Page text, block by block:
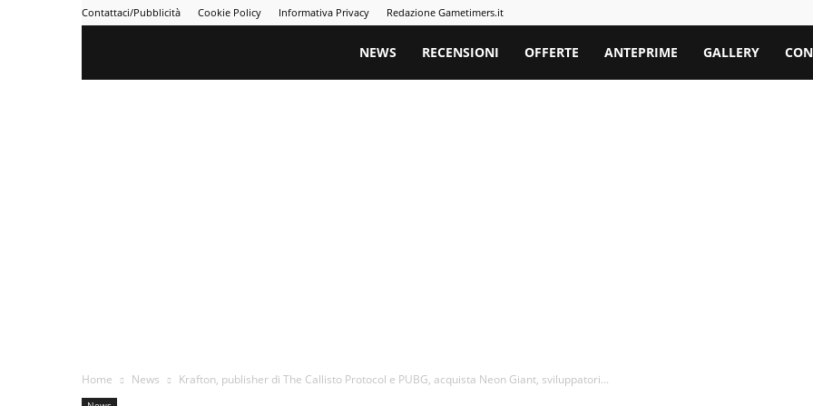
Contattaci/Pubblicità Cookie Policy Informativa Privacy Redazione Gametimers.it
Gametimers
NEWS RECENSIONI OFFERTE ANTEPRIME GALLERY
Home News Krafton, publisher di The Callisto Protocol e PUBG, acquista Neon Giant, sviluppatori...